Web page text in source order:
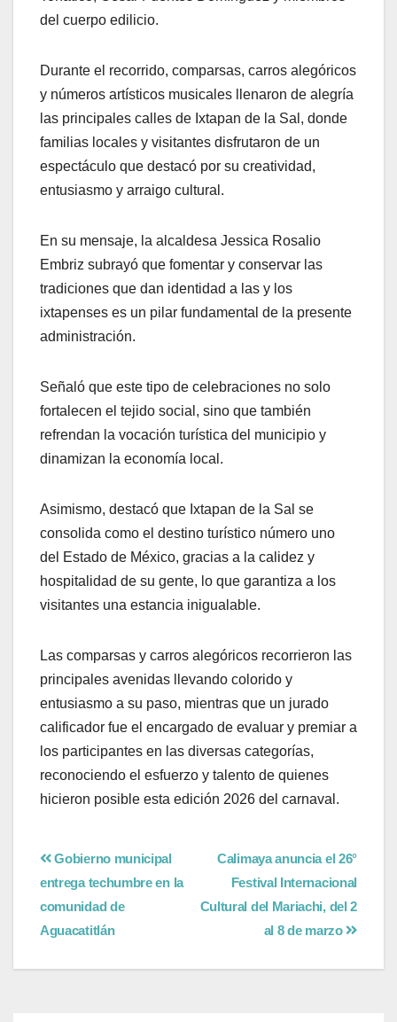
del cuerpo edilicio.
Durante el recorrido, comparsas, carros alegóricos
y números artísticos musicales llenaron de alegría
las principales calles de Ixtapan de la Sal, donde
familias locales y visitantes disfrutaron de un
espectáculo que destacó por su creatividad,
entusiasmo y arraigo cultural.
En su mensaje, la alcaldesa Jessica Rosalio
Embriz subrayó que fomentar y conservar las
tradiciones que dan identidad a las y los
ixtapenses es un pilar fundamental de la presente
administración.
Señaló que este tipo de celebraciones no solo
fortalecen el tejido social, sino que también
refrendan la vocación turística del municipio y
dinamizan la economía local.
Asimismo, destacó que Ixtapan de la Sal se
consolida como el destino turístico número uno
del Estado de México, gracias a la calidez y
hospitalidad de su gente, lo que garantiza a los
visitantes una estancia inigualable.
Las comparsas y carros alegóricos recorrieron las
principales avenidas llevando colorido y
entusiasmo a su paso, mientras que un jurado
calificador fue el encargado de evaluar y premiar a
los participantes en las diversas categorías,
reconociendo el esfuerzo y talento de quienes
hicieron posible esta edición 2026 del carnaval.
Calimaya anuncia el 26°
Festival Internacional
Cultural del Mariachi, del 2
al 8 de marzo
Gobierno municipal
entrega techumbre en la
comunidad de
Aguacatitlán